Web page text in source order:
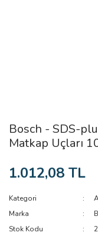
Bosch - SDS-
Matkap Uçları
1.012,08 TL
Kategori
Marka
Stok Kodu